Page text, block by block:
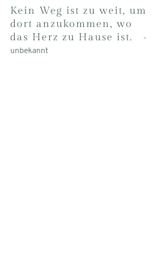
Kein Weg ist zu weit, um
dort anzukommen, wo
das Herz zu Hause ist.
-
unbekannt